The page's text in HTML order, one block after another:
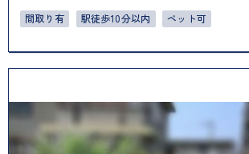
間取り有 駅徒歩10分以内 ペット可